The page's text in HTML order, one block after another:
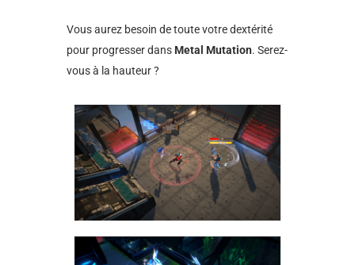
Vous aurez besoin de toute votre dextérité
pour progresser dans Metal Mutation. Serez-
vous à la hauteur ?